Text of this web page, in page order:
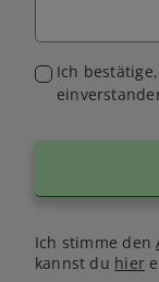
Ich
Ich stimme den
kannst du hier